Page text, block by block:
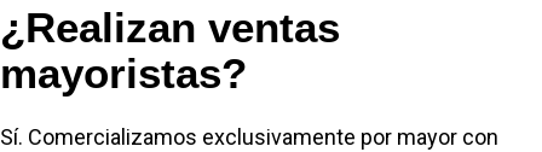
¿Realizan ventas
mayoristas?
Sí. Comercializamos exclusivamente por mayor con